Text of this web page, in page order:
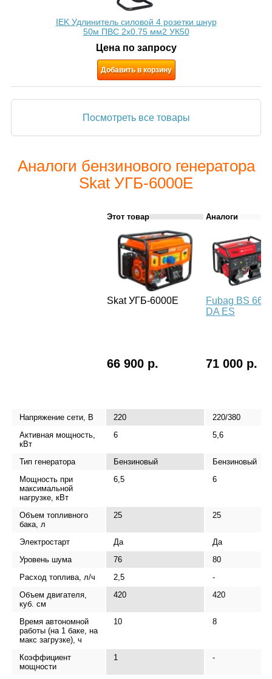
IEK Удлинитель силовой 4 розетки шнур
50м ПВС 2х0.75 мм2 УК50
Цена по запросу
Добавить в корзину
Посмотреть все товары
Аналоги бензинового генератора
Skat УГБ-6000Е
Этот товар Аналоги
Skat УГБ-6000Е
Fubag BS
DA ES
66 900 р. 71 000 р.
Напряжение сети, В 220
220/380
Активная мощность,
кВт
6 5,6
Тип генератора Бензиновый
Бензиновый
Мощность при
максимальной
нагрузке, кВт
6,5 6
Объем топливного
бака, л
25 25
Электростарт Да
Да
Уровень шума
76
80
Расход топлива, л/ч
2,5
-
Объем двигателя,
куб. см
420 420
Время автономной
работы (на 1 баке, на
макс загрузке), ч
10 8
Коэффициент
мощности
1 -